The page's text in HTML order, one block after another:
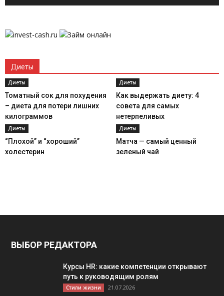
Диеты
Диеты
Томатный сок для похудения
– диета для потери лишних
килограммов
Диеты
Как выдержать диету: 4
совета для самых
нетерпеливых
Диеты
“Плохой” и “хороший”
холестерин
Диеты
Матча — самый ценный
зеленый чай
ВЫБОР РЕДАКТОРА
Курсы HR: какие компетенции открывают
путь к руководящим ролям
Стили жизни 21.07.2026